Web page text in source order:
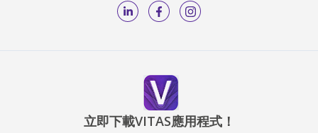
立即下載VITAS應用程式！